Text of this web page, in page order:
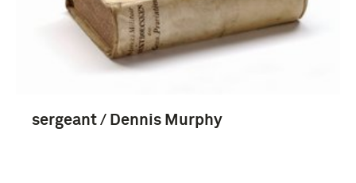
sergeant / Dennis Murphy